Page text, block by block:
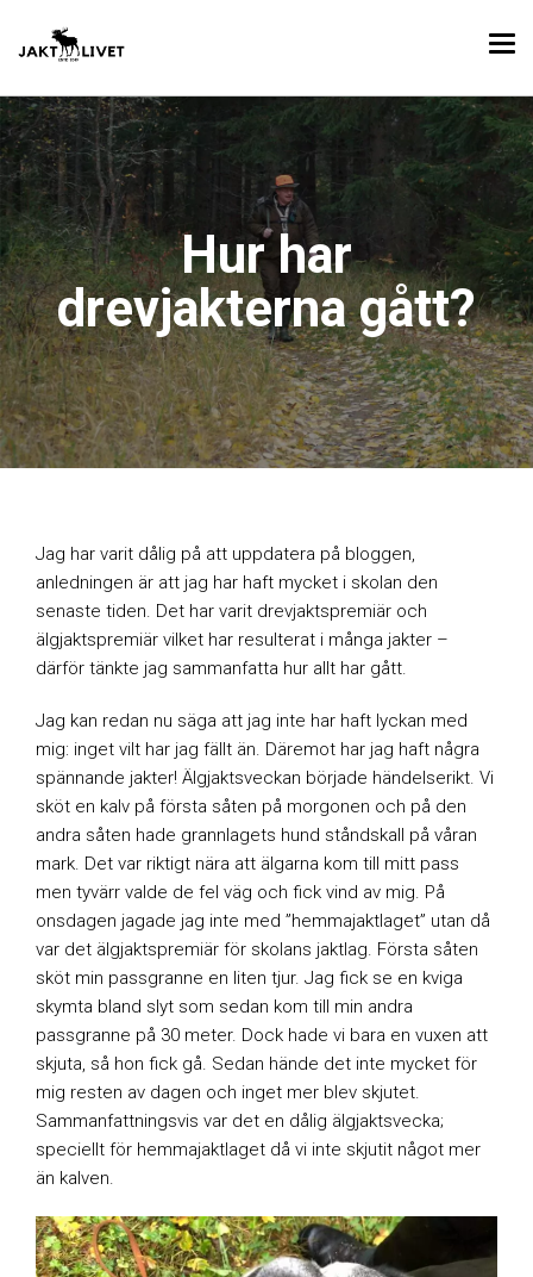
Hur har
drevjakterna gått?
Jag har varit dålig på att uppdatera på bloggen,
anledningen är att jag har haft mycket i skolan den
senaste tiden. Det har varit drevjaktspremiär och
älgjaktspremiär vilket har resulterat i många jakter –
därför tänkte jag sammanfatta hur allt har gått.
Jag kan redan nu säga att jag inte har haft lyckan med
mig: inget vilt har jag fällt än. Däremot har jag haft några
spännande jakter! Älgjaktsveckan började händelserikt. Vi
sköt en kalv på första såten på morgonen och på den
andra såten hade grannlagets hund ståndskall på våran
mark. Det var riktigt nära att älgarna kom till mitt pass
men tyvärr valde de fel väg och fick vind av mig. På
onsdagen jagade jag inte med ”hemmajaktlaget” utan då
var det älgjaktspremiär för skolans jaktlag. Första såten
sköt min passgranne en liten tjur. Jag fick se en kviga
skymta bland slyt som sedan kom till min andra
passgranne på 30 meter. Dock hade vi bara en vuxen att
skjuta, så hon fick gå. Sedan hände det inte mycket för
mig resten av dagen och inget mer blev skjutet.
Sammanfattningsvis var det en dålig älgjaktsvecka;
speciellt för hemmajaktlaget då vi inte skjutit något mer
än kalven.